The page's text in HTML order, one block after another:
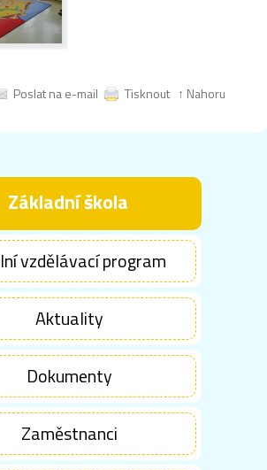
Poslat na e-mail Tisknout ↑ Nahoru
Základní škola
vzdělávací program
Aktuality
Dokumenty
Zaměstnanci